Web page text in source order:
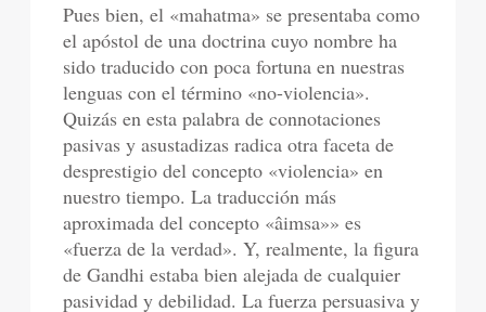
Pues bien, el «mahatma» se presentaba como
el apóstol de una doctrina cuyo nombre ha
sido traducido con poca fortuna en nuestras
lenguas con el término «no-violencia».
Quizás en esta palabra de connotaciones
pasivas y asustadizas radica otra faceta de
desprestigio del concepto «violencia» en
nuestro tiempo. La traducción más
aproximada del concepto «âimsa»» es
«fuerza de la verdad». Y, realmente, la figura
de Gandhi estaba bien alejada de cualquier
pasividad y debilidad. La fuerza persuasiva y